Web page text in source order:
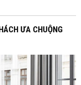
ƯA CHUỘNG